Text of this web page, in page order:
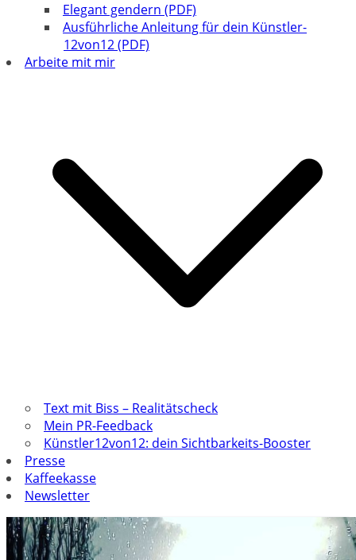
Elegant gendern (PDF)
Ausführliche Anleitung für dein Künstler-
12von12 (PDF)
Arbeite mit mir
Text mit Biss – Realitätscheck
Mein PR-Feedback
Künstler12von12: dein Sichtbarkeits-Booster
Presse
Kaffeekasse
Newsletter